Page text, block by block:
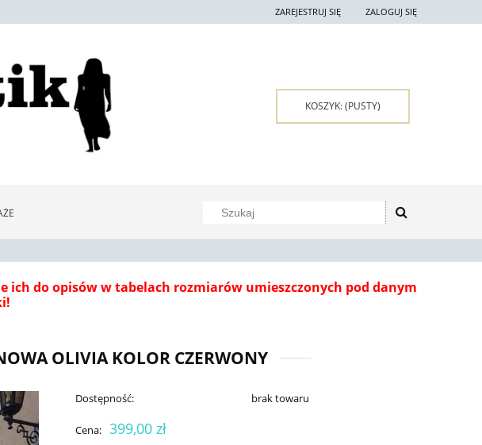
ZAREJESTRUJ SIĘ ZALOGUJ SIĘ
KOSZYK:(PUSTY)
ich do opisów w tabelach rozmiarów umieszczonych pod danym
OLIVIA KOLOR CZERWONY
Dostępność: brak towaru
Cena: 399,00 zł